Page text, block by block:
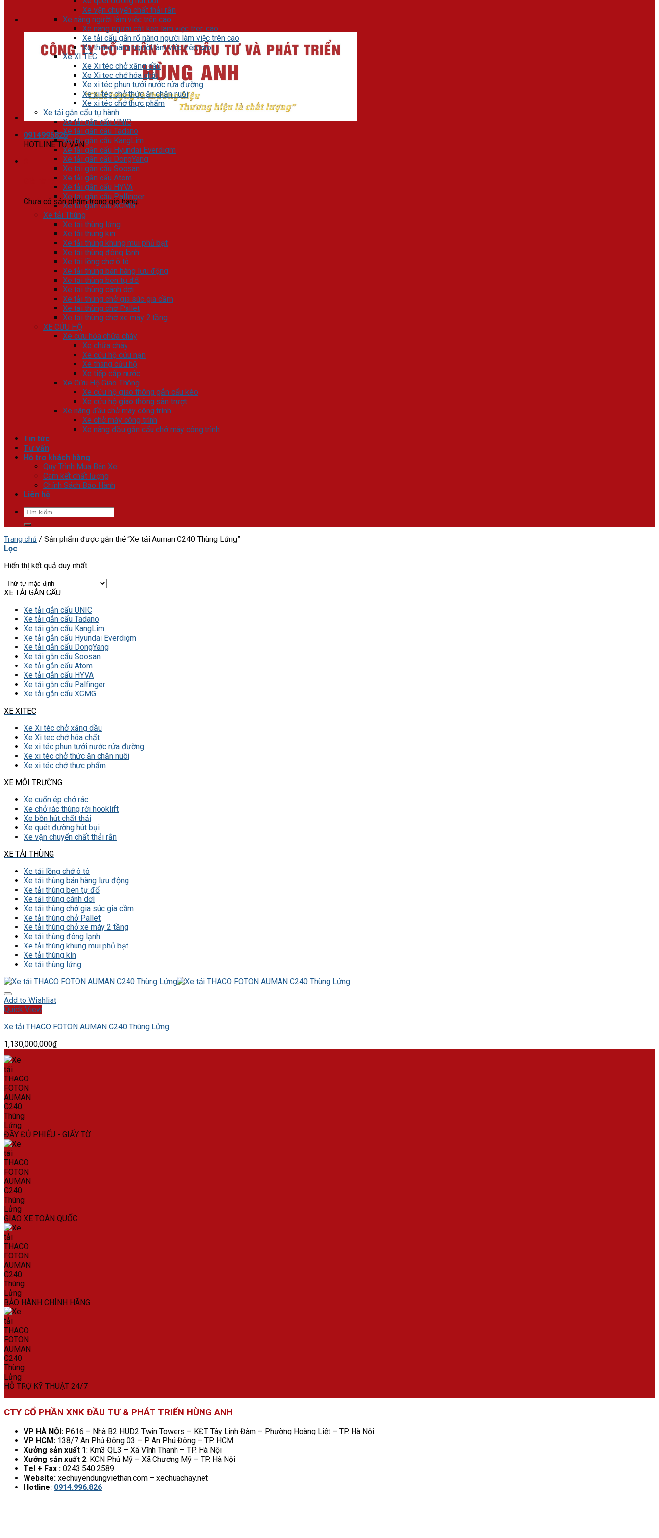
0914996826
HOTLINE TƯ VẤN
Giỏ hàng
Chưa có sản phẩm trong giỏ hàng.
Xe vận chuyển chất thải rắn
Xe nâng người làm việc trên cao
Xe nâng người cắt kéo làm việc trên cao
Xe tải cẩu gắn rổ nâng người làm việc trên cao
Xe thang nâng người làm việc trên cao
Xe XI TÉC
Xe Xi téc chở xăng dầu
Xe Xi tec chở hóa chất
Xe xi téc phun tưới nước rửa đường
Xe xi téc chở thức ăn chăn nuôi
Xe xi téc chở thực phẩm
Xe tải gắn cẩu tự hành
Xe tải gắn cẩu UNIC
Xe tải gắn cẩu Tadano
Xe tải gắn cẩu KangLim
Xe tải gắn cẩu Hyundai Everdigm
Xe tải gắn cẩu DongYang
Xe tải gắn cẩu Soosan
Xe tải gắn cẩu Atom
Xe tải gắn cẩu HYVA
Xe tải gắn cẩu Palfinger
Xe tải gắn cẩu XCMG
Xe tải Thùng
Xe tải thùng lửng
Xe tải thùng kín
Xe tải thùng khung mui phủ bạt
Xe tải thùng đông lạnh
Xe tải lồng chở ô tô
Xe tải thùng bán hàng lưu động
Xe tải thùng ben tự đổ
Xe tải thùng cánh dơi
Xe tải thùng chở gia súc gia cầm
Xe tải thùng chở Pallet
Xe tải thùng chở xe máy 2 tầng
XE CỨU HỘ
Xe cứu hỏa chữa cháy
Xe chữa cháy
Xe cứu hộ cứu nạn
Xe thang cứu hộ
Xe tiếp cấp nước
Xe Cứu Hộ Giao Thông
Xe cứu hộ giao thông gắn cẩu kéo
Xe cứu hộ giao thông sàn trượt
Xe nâng đầu chở máy công trình
Xe chở máy công trình
Xe nâng đầu gắn cẩu chở máy công trình
Tin tức
Tư vấn
Hỗ trợ khách hàng
Quy Trình Mua Bán Xe
Cam kết chất lượng
Chính Sách Bảo Hành
Liên hệ
Tìm
kiếm:
Trang chủ / Sản phẩm được gắn thẻ “Xe tải Auman C240 Thùng Lửng”
Lọc
Hiển thị kết quả duy nhất
XE TẢI GẮN CẨU
Xe tải gắn cẩu UNIC
Xe tải gắn cẩu Tadano
Xe tải gắn cẩu KangLim
Xe tải gắn cẩu Hyundai Everdigm
Xe tải gắn cẩu DongYang
Xe tải gắn cẩu Soosan
Xe tải gắn cẩu Atom
Xe tải gắn cẩu HYVA
Xe tải gắn cẩu Palfinger
Xe tải gắn cẩu XCMG
XE XITEC
Xe Xi téc chở xăng dầu
Xe Xi tec chở hóa chất
Xe xi téc phun tưới nước rửa đường
Xe xi téc chở thức ăn chăn nuôi
Xe xi téc chở thực phẩm
XE MÔI TRƯỜNG
Xe cuốn ép chở rác
Xe chở rác thùng rời hooklift
Xe bồn hút chất thải
Xe quét đường hút bụi
Xe vận chuyển chất thải rắn
XE TẢI THÙNG
Xe tải lồng chở ô tô
Xe tải thùng bán hàng lưu động
Xe tải thùng ben tự đổ
Xe tải thùng cánh dơi
Xe tải thùng chở gia súc gia cầm
Xe tải thùng chở Pallet
Xe tải thùng chở xe máy 2 tầng
Xe tải thùng đông lạnh
Xe tải thùng khung mui phủ bạt
Xe tải thùng kín
Xe tải thùng lửng
Add to Wishlist
Quick View
Xe tải THACO FOTON AUMAN C240 Thùng Lửng
1,130,000,000₫
ĐẦY ĐỦ PHIẾU - GIẤY TỜ
GIAO XE TOÀN QUỐC
BẢO HÀNH CHÍNH HÃNG
HỖ TRỢ KỸ THUẬT 24/7
CTY CỔ PHẦN XNK ĐẦU TƯ & PHÁT TRIỂN HÙNG ANH
VP HÀ NỘI: P616 – Nhà B2 HUD2 Twin Towers – KĐT Tây Linh Đàm – Phường Hoàng Liệt – TP. Hà Nội
VP HCM: 138/7 An Phú Đông 03 – P. An Phú Đông – TP. HCM
Xưởng sản xuất 1: Km3 QL3 – Xã Vĩnh Thanh – TP. Hà Nội
Xưởng sản xuất 2: KCN Phú Mỹ – Xã Chương Mỹ – TP. Hà Nội
Tel + Fax : 0243.540.2589
Website: xechuyendungviethan.com – xechuachay.net
Hotline: 0914.996.826